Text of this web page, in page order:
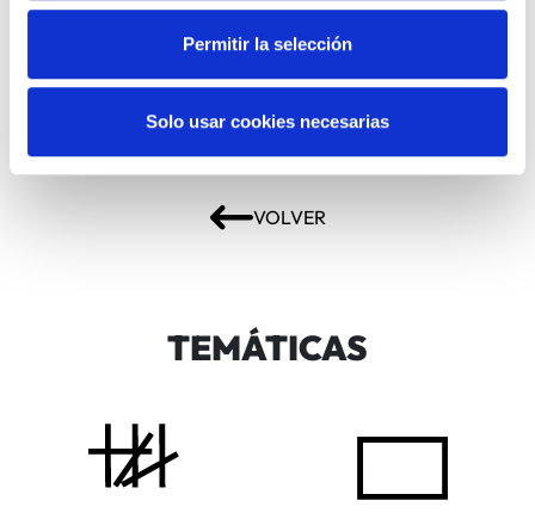
Permitir la selección
Solo usar cookies necesarias
VOLVER
TEMÁTICAS